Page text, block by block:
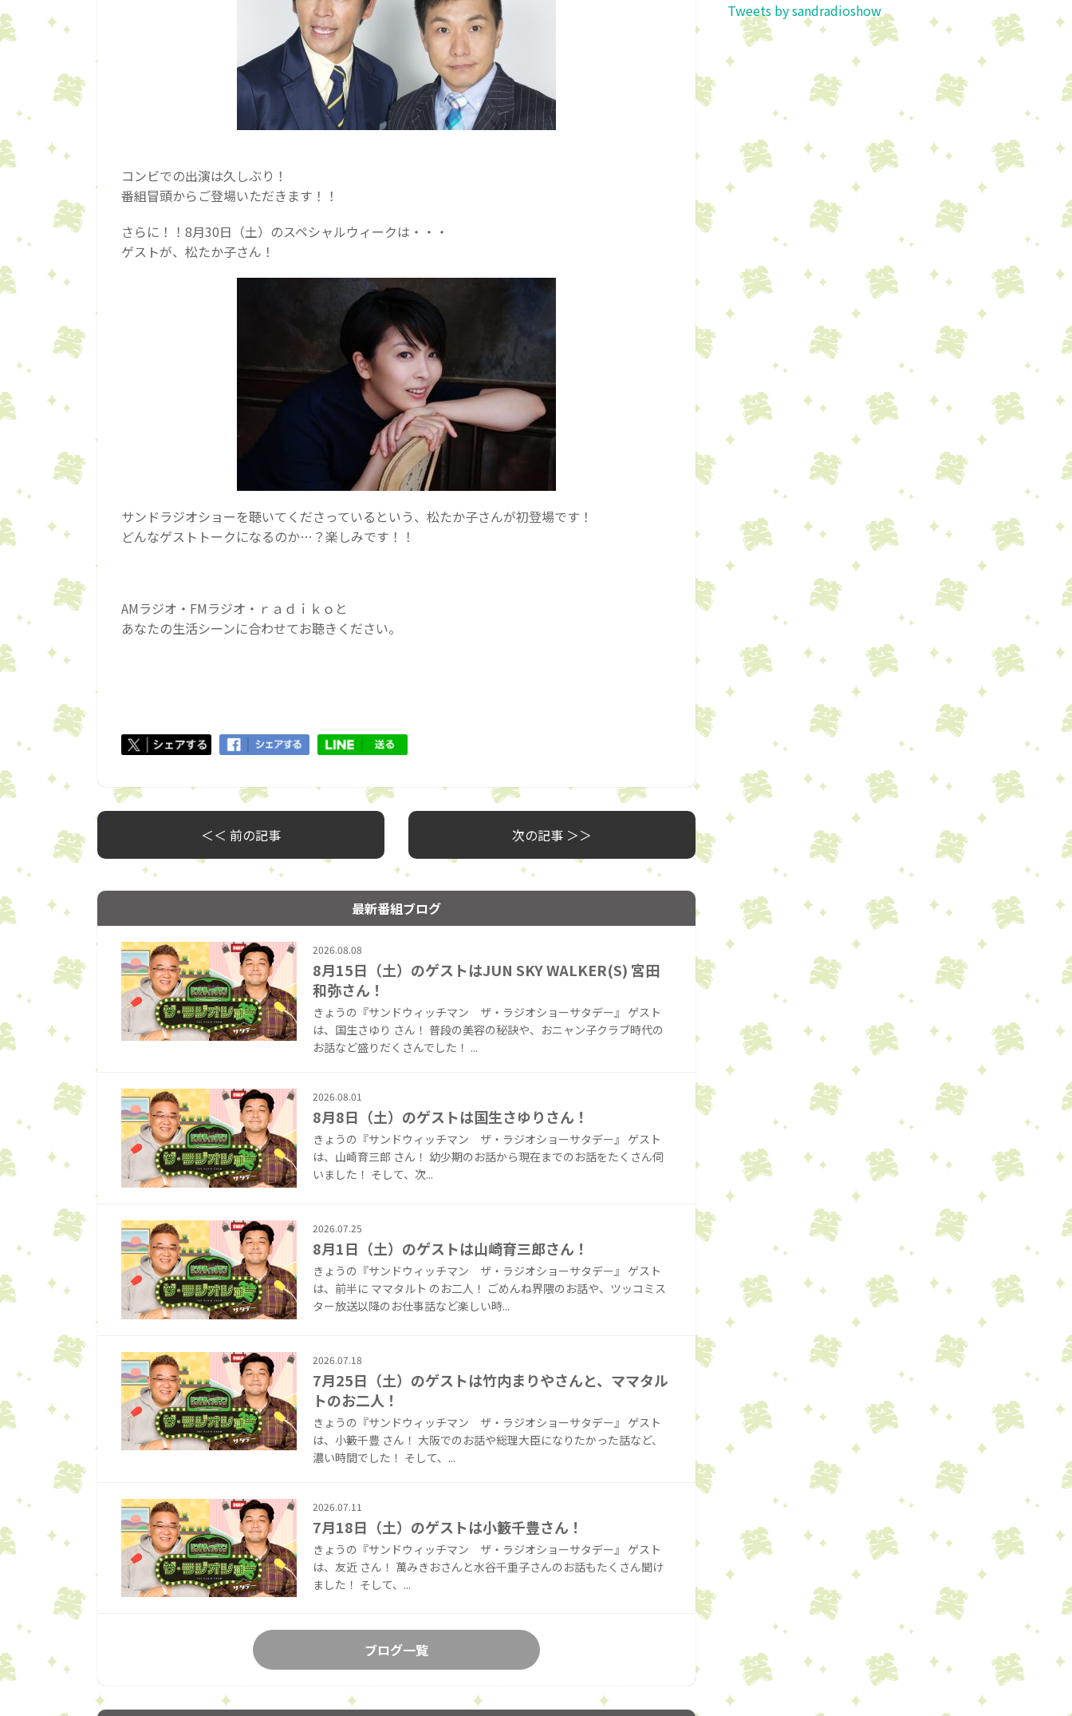
コンビでの出演は久しぶり！
番組冒頭からご登場いただきます！！
さらに！！8月30日（土）のスペシャルウィークは・・・
ゲストが、松たか子さん！
サンドラジオショーを聴いてくださっているという、松たか子さんが初登場です！
どんなゲストトークになるのか…？楽しみです！！
AMラジオ・FMラジオ・ｒａｄｉｋｏと
あなたの生活シーンに合わせてお聴きください。
＜＜ 前の記事 次の記事 ＞＞
最新番組ブログ
2026.08.08
8月15日（土）のゲストはJUN SKY WALKER(S) 宮田
和弥さん！
きょうの『サンドウィッチマン ザ・ラジオショーサタデー』 ゲスト
は、国生さゆり さん！ 普段の美容の秘訣や、おニャン子クラブ時代の
お話など盛りだくさんでした！ ...
2026.08.01
8月8日（土）のゲストは国生さゆりさん！
きょうの『サンドウィッチマン ザ・ラジオショーサタデー』 ゲスト
は、山崎育三郎 さん！ 幼少期のお話から現在までのお話をたくさん伺
いました！ そして、次...
2026.07.25
8月1日（土）のゲストは山崎育三郎さん！
きょうの『サンドウィッチマン ザ・ラジオショーサタデー』 ゲスト
は、前半に ママタルト のお二人！ ごめんね界隈のお話や、ツッコミス
ター放送以降のお仕事話など楽しい時...
2026.07.18
7月25日（土）のゲストは竹内まりやさんと、ママタル
トのお二人！
きょうの『サンドウィッチマン ザ・ラジオショーサタデー』 ゲスト
は、小籔千豊 さん！ 大阪でのお話や総理大臣になりたかった話など、
濃い時間でした！ そして、...
2026.07.11
7月18日（土）のゲストは小籔千豊さん！
きょうの『サンドウィッチマン ザ・ラジオショーサタデー』 ゲスト
は、友近 さん！ 萬みきおさんと水谷千重子さんのお話もたくさん聞け
ました！ そして、...
ブログ一覧
Tweets by sandradioshow